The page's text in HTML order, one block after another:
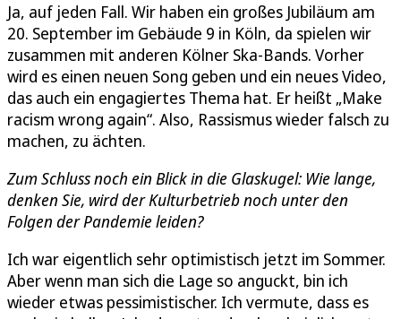
Ja, auf jeden Fall. Wir haben ein großes Jubiläum am
20. September im Gebäude 9 in Köln, da spielen wir
zusammen mit anderen Kölner Ska-Bands. Vorher
wird es einen neuen Song geben und ein neues Video,
das auch ein engagiertes Thema hat. Er heißt „Make
racism wrong again“. Also, Rassismus wieder falsch zu
machen, zu ächten.
Zum Schluss noch ein Blick in die Glaskugel: Wie lange,
denken Sie, wird der Kulturbetrieb noch unter den
Folgen der Pandemie leiden?
Ich war eigentlich sehr optimistisch jetzt im Sommer.
Aber wenn man sich die Lage so anguckt, bin ich
wieder etwas pessimistischer. Ich vermute, dass es